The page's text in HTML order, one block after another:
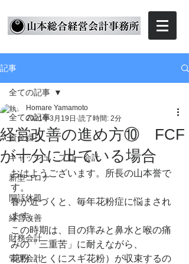
記事
全ての記事
資金繰り
キャッシュ・フロー会計
新型コロナ
閑話休題
経営改善
財務会計
管理会計
全ての記事
経営改善の進め方⑩ FCF
が十分に出ている場合
Homare Yamamoto
2021年3月19日 読了時間: 2分
おはようございます。所長の山本誉で
す。
春が近づくと、毎年花粉症に悩まされ
ます。
この時期は、目の痒みと鼻水と喉の痛
みの「三重苦」に耐えながら、
花粉（とくにスギ花粉）が収束するの